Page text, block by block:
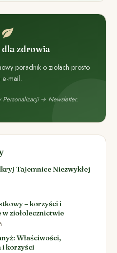
dla zdrowia
poradnik o ziołach prosto
e-mail.
Personalizacji → Newsletter.
Tajemnice Niezwykłej
– korzyści i
w ziołolecznictwie
Właściwości,
i korzyści